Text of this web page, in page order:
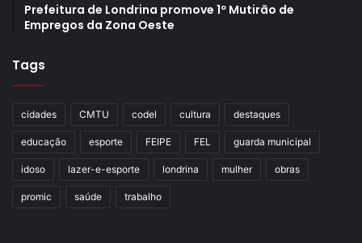
Prefeitura de Londrina promove 1º Mutirão de
Empregos da Zona Oeste
Tags
cidades CMTU codel cultura destaques
educação esporte FEIPE FEL guarda municipal
idoso lazer-e-esporte londrina mulher obras
promic saúde trabalho